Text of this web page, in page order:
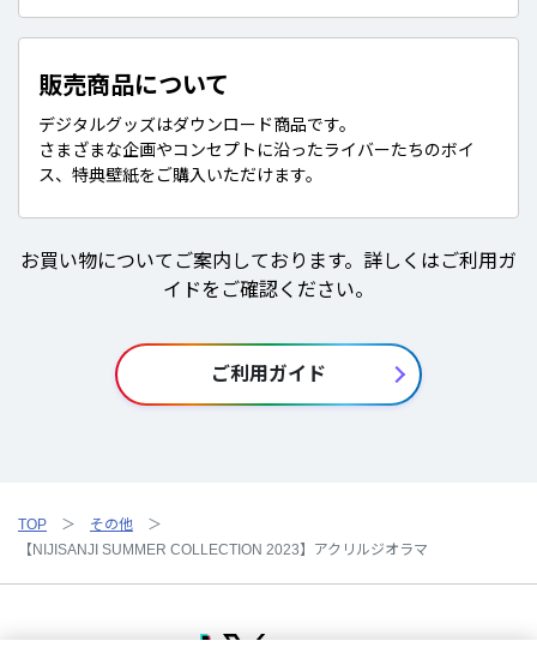
販売商品について
デジタルグッズはダウンロード商品です。
さまざまな企画やコンセプトに沿ったライバーたちのボイ
ス、特典壁紙をご購入いただけます。
お買い物についてご案内しております。詳しくはご利用ガ
イドをご確認ください。
ご利用ガイド
TOP
その他
【NIJISANJI SUMMER COLLECTION 2023】アクリルジオラマ